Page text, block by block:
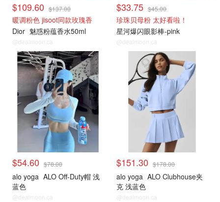
$109.60 $137.00
暖调粉色 jisoot同款玫瑰香
Dior 魅惑粉蕴香水50ml
@dealmoon.ca
$33.75 $45.00
珍珠贝母粉 太好看啦！
星河爆闪眼影棒-pink
@dealmoon.ca
时尚穿搭
$54.60 $78.00
alo yoga ALO Off-Duty帽 浅
蓝色
@dealmoon.ca
时尚穿搭
$151.30 $178.00
alo yoga ALO Clubhouse夹
克 浅蓝色
@dealmoon.ca